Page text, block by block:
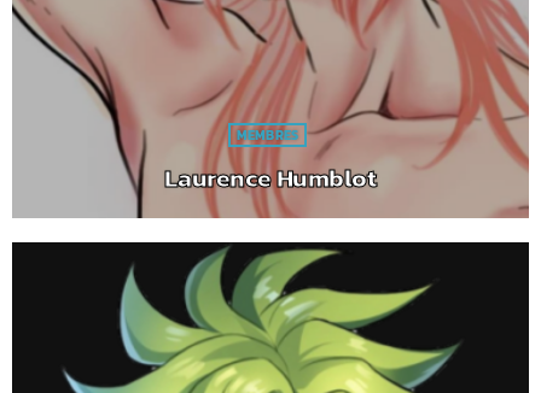
MEMBRES
Laurence Humblot